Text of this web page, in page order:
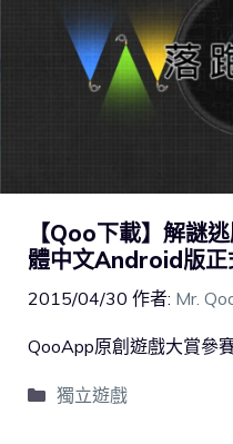
【Qoo下載】解謎
體中文Android版正
2015/04/30 作者: Mr.
QooApp原創遊戲大賞參
獨立遊戲